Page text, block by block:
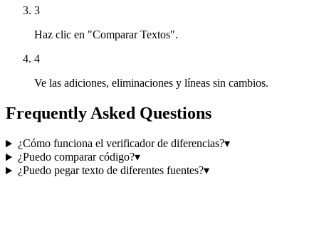
3
Haz clic en "Comparar Textos".
4
Ve las adiciones, eliminaciones y líneas sin cambios.
Frequently Asked Questions
¿Cómo funciona el verificador de diferencias?▾
¿Puedo comparar código?▾
¿Puedo pegar texto de diferentes fuentes?▾